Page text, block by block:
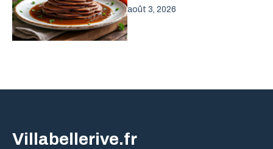
août 3, 2026
Villabellerive.fr